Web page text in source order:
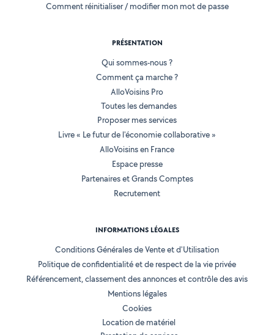
Comment réinitialiser / modifier mon mot de passe
PRÉSENTATION
Qui sommes-nous ?
Comment ça marche ?
AlloVoisins Pro
Toutes les demandes
Proposer mes services
Livre « Le futur de l'économie collaborative »
AlloVoisins en France
Espace presse
Partenaires et Grands Comptes
Recrutement
INFORMATIONS LÉGALES
Conditions Générales de Vente et d'Utilisation
Politique de confidentialité et de respect de la vie privée
Référencement, classement des annonces et contrôle des avis
Mentions légales
Cookies
Location de matériel